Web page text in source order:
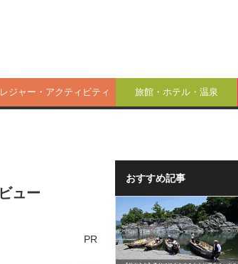
レジャー・アクティビティ 旅館・ホテル・温泉
ュー
PR
おすすめ記事